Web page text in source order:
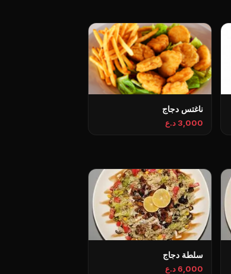
ناغتس دجاج
3,000 د.ع
سلطة دجاج
6,000 د.ع